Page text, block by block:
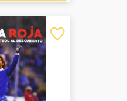
favorite_border